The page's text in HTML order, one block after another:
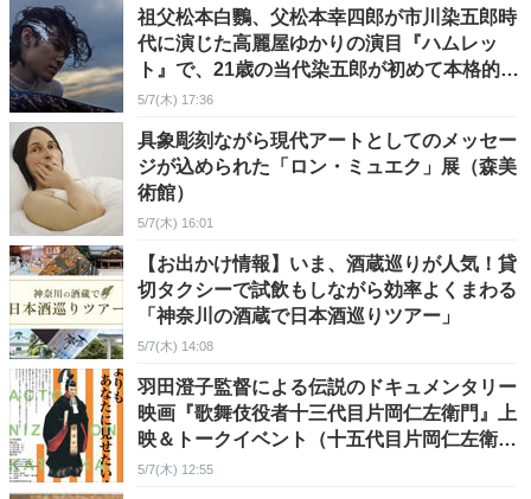
祖父松本白鸚、父松本幸四郎が市川染五郎時
代に演じた高麗屋ゆかりの演目『ハムレッ
ト』で、21歳の当代染五郎が初めて本格的に
シェイクスピア劇に挑む。
5/7(木) 17:36
具象彫刻ながら現代アートとしてのメッセー
ジが込められた「ロン・ミュエク」展（森美
術館）
5/7(木) 16:01
【お出かけ情報】いま、酒蔵巡りが人気！貸
切タクシーで試飲もしながら効率よくまわる
「神奈川の酒蔵で日本酒巡りツアー」
5/7(木) 14:08
羽田澄子監督による伝説のドキュメンタリー
映画『歌舞伎役者十三代目片岡仁左衛門』上
映＆トークイベント（十五代目片岡仁左衛門
丈、片岡孝太郎丈が登壇）
5/7(木) 12:55